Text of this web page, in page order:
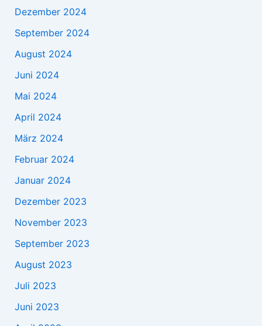
Dezember 2024
September 2024
August 2024
Juni 2024
Mai 2024
April 2024
März 2024
Februar 2024
Januar 2024
Dezember 2023
November 2023
September 2023
August 2023
Juli 2023
Juni 2023